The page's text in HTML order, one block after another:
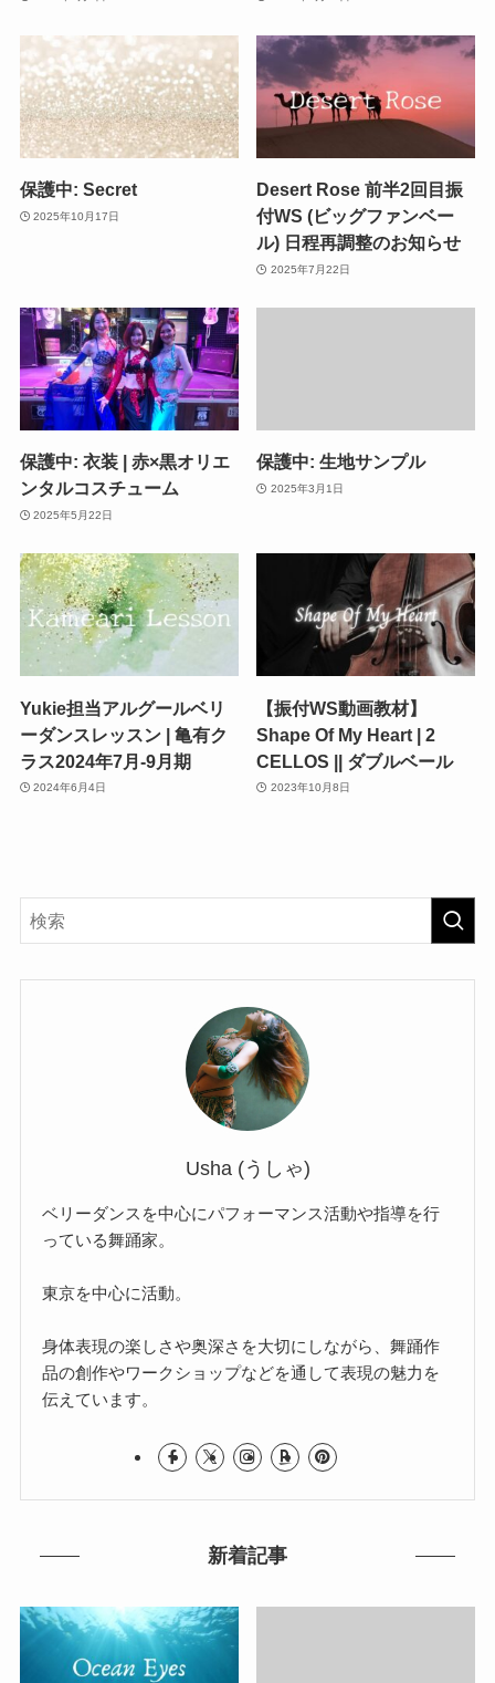
保護中: Secret
2025年10月17日
Desert Rose 前半2回目振
付WS (ビッグファンベー
ル) 日程再調整のお知らせ
2025年7月22日
保護中: 衣装 | 赤×黒オリエ
ンタルコスチューム
2025年5月22日
保護中: 生地サンプル
2025年3月1日
Yukie担当アルグールベリ
ーダンスレッスン | 亀有ク
ラス2024年7月-9月期
2024年6月4日
【振付WS動画教材】
Shape Of My Heart | 2
CELLOS || ダブルベール
2023年10月8日
Usha (うしゃ)
ベリーダンスを中心にパフォーマンス活動や指導を行
っている舞踊家。
東京を中心に活動。
身体表現の楽しさや奥深さを大切にしながら、舞踊作
品の創作やワークショップなどを通して表現の魅力を
伝えています。
新着記事